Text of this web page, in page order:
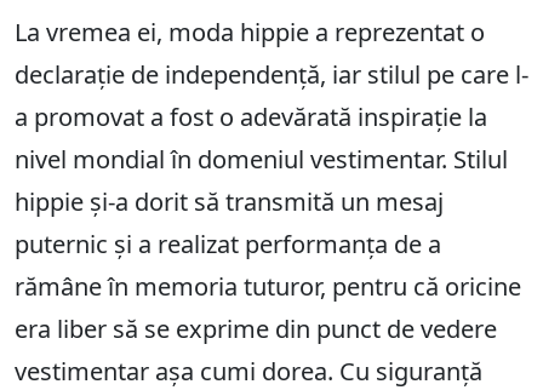
La vremea ei, moda hippie a reprezentat o
declarație de independență, iar stilul pe care l-
a promovat a fost o adevărată inspirație la
nivel mondial în domeniul vestimentar. Stilul
hippie și-a dorit să transmită un mesaj
puternic și a realizat performanța de a
rămâne în memoria tuturor, pentru că oricine
era liber să se exprime din punct de vedere
vestimentar așa cumi dorea. Cu siguranță